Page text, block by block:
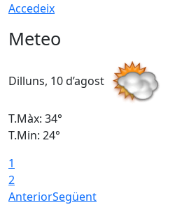
Accedeix
Meteo
Dilluns, 10 d’agost
T.Màx: 34°
T.Min: 24°
1
2
AnteriorSegüent